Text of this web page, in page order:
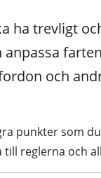
ha trevligt
anpassa
och
punkter som
reglerna och